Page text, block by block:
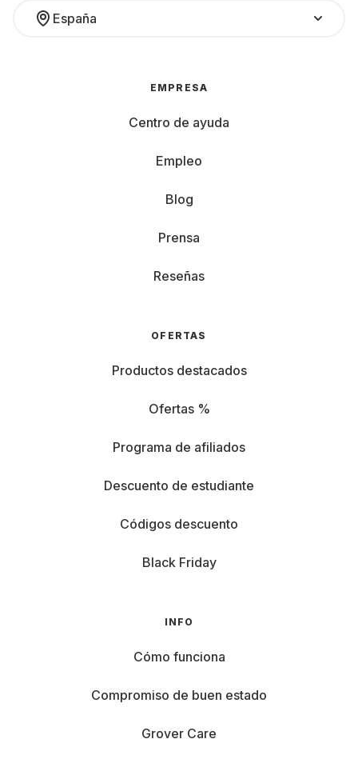
España
EMPRESA
Centro de ayuda
Empleo
Blog
Prensa
Reseñas
OFERTAS
Productos destacados
Ofertas %
Programa de afiliados
Descuento de estudiante
Códigos descuento
Black Friday
INFO
Cómo funciona
Compromiso de buen estado
Grover Care